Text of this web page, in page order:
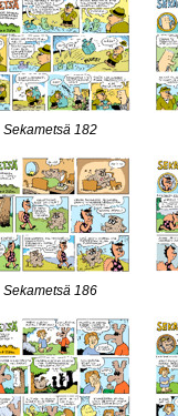
Sekametsä 182
Sekametsä 186